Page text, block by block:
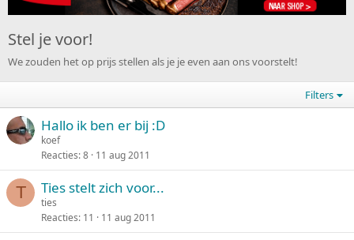
Stel je voor!
We zouden het op prijs stellen als je je even aan ons voorstelt!
Filters
Hallo ik ben er bij :D
koef
Reacties 8 11 aug 2011
T Ties stelt zich voor...
ties
Reacties 11 11 aug 2011